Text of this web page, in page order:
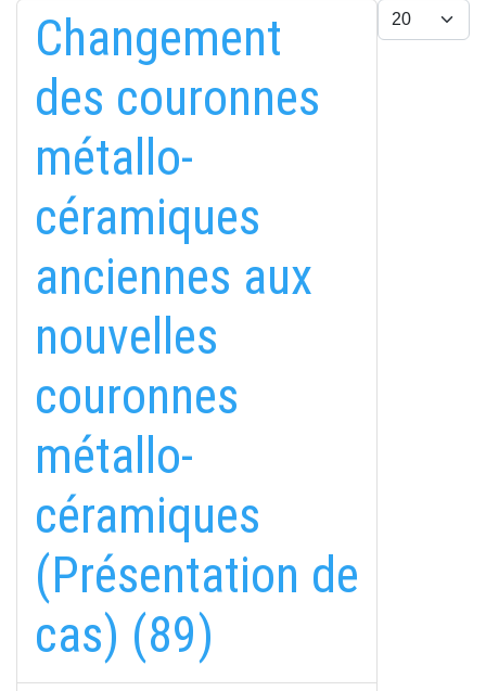
Tételek #
Changement
des couronnes
métallo-
céramiques
anciennes aux
nouvelles
couronnes
métallo-
céramiques
(Présentation de
cas) (89)